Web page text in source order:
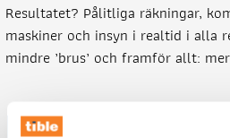
Resultatet? Pålitliga räkningar,
maskiner och insyn i realtid i alla
mindre ’brus’ och framför allt: